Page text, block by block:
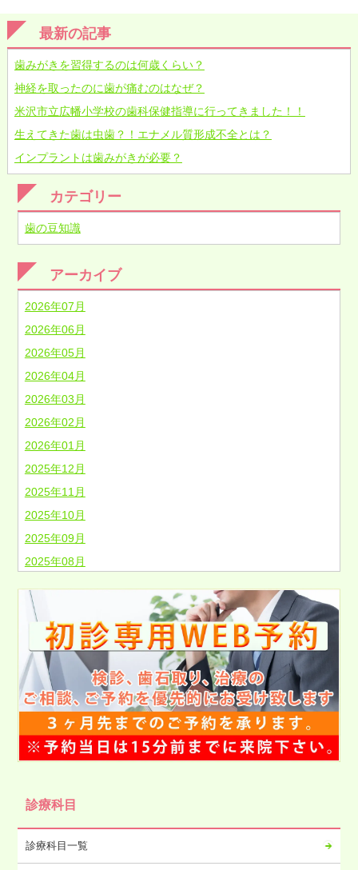
最新の記事
歯みがきを習得するのは何歳くらい？
神経を取ったのに歯が痛むのはなぜ？
米沢市立広幡小学校の歯科保健指導に行ってきました！！
生えてきた歯は虫歯？！エナメル質形成不全とは？
インプラントは歯みがきが必要？
カテゴリー
歯の豆知識
アーカイブ
2026年07月
2026年06月
2026年05月
2026年04月
2026年03月
2026年02月
2026年01月
2025年12月
2025年11月
2025年10月
2025年09月
2025年08月
2025年06月
2025年05月
2025年04月
2025年03月
2025年02月
2025年01月
2024年12月
2024年08月
2024年07月
診療科目
診療科目一覧